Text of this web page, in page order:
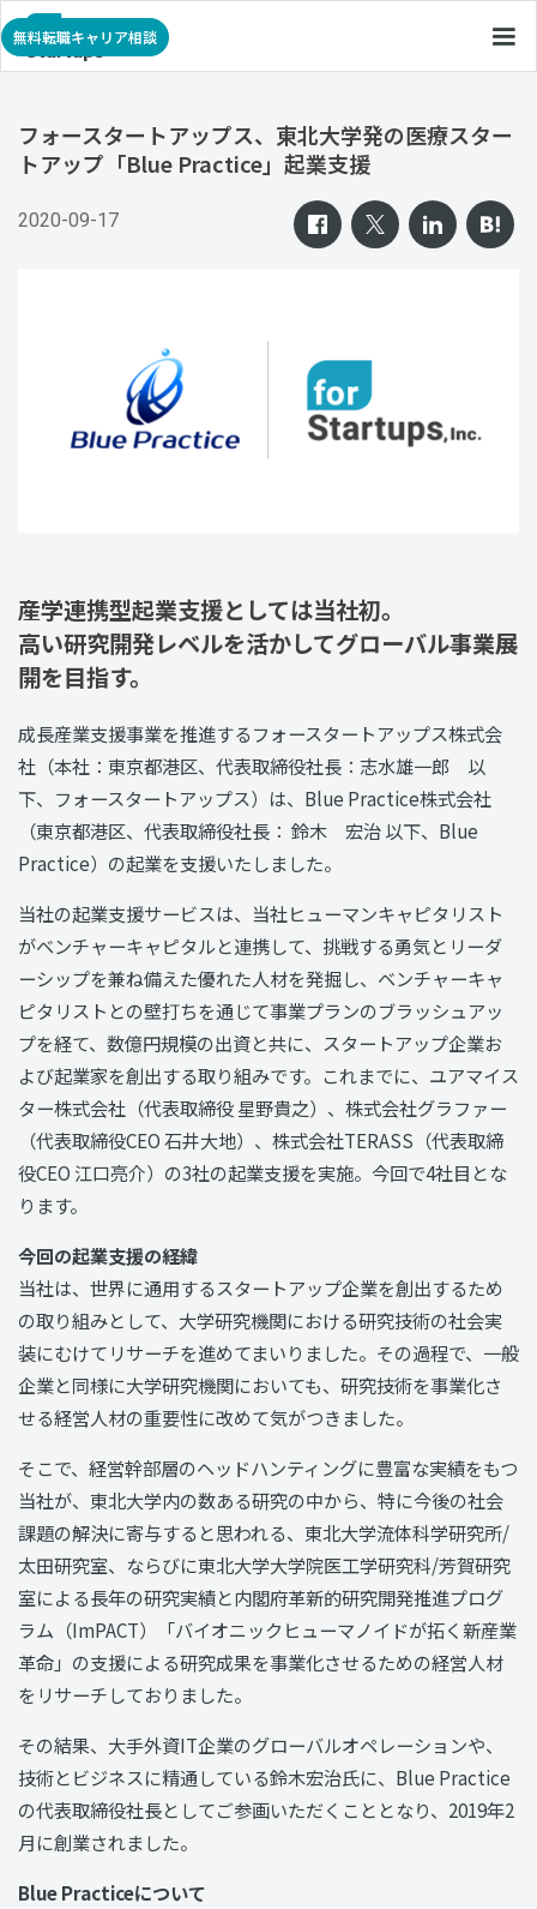
無料転職キャリア相談
フォースタートアップス、東北大学発の医療スター
トアップ「Blue Practice」起業支援
2020-09-17
産学連携型起業支援としては当社初。
高い研究開発レベルを活かしてグローバル事業展
開を目指す。
成長産業支援事業を推進するフォースタートアップス株式会
社（本社：東京都港区、代表取締役社長：志水雄一郎 以
下、フォースタートアップス）は、Blue Practice株式会社
（東京都港区、代表取締役社長： 鈴木 宏治 以下、Blue
Practice）の起業を支援いたしました。
当社の起業支援サービスは、当社ヒューマンキャピタリスト
がベンチャーキャピタルと連携して、挑戦する勇気とリーダ
ーシップを兼ね備えた優れた人材を発掘し、ベンチャーキャ
ピタリストとの壁打ちを通じて事業プランのブラッシュアッ
プを経て、数億円規模の出資と共に、スタートアップ企業お
よび起業家を創出する取り組みです。これまでに、ユアマイス
ター株式会社（代表取締役 星野貴之）、株式会社グラファー
（代表取締役CEO 石井大地）、株式会社TERASS（代表取締
役CEO 江口亮介）の3社の起業支援を実施。今回で4社目とな
ります。
今回の起業支援の経緯
当社は、世界に通用するスタートアップ企業を創出するため
の取り組みとして、大学研究機関における研究技術の社会実
装にむけてリサーチを進めてまいりました。その過程で、一般
企業と同様に大学研究機関においても、研究技術を事業化さ
せる経営人材の重要性に改めて気がつきました。
そこで、経営幹部層のヘッドハンティングに豊富な実績をもつ
当社が、東北大学内の数ある研究の中から、特に今後の社会
課題の解決に寄与すると思われる、東北大学流体科学研究所/
太田研究室、ならびに東北大学大学院医工学研究科/芳賀研究
室による長年の研究実績と内閣府革新的研究開発推進プログ
ラム（ImPACT）「バイオニックヒューマノイドが拓く新産業
革命」の支援による研究成果を事業化させるための経営人材
をリサーチしておりました。
その結果、大手外資IT企業のグローバルオペレーションや、
技術とビジネスに精通している鈴木宏治氏に、Blue Practice
の代表取締役社長としてご参画いただくこととなり、2019年2
月に創業されました。
Blue Practiceについて